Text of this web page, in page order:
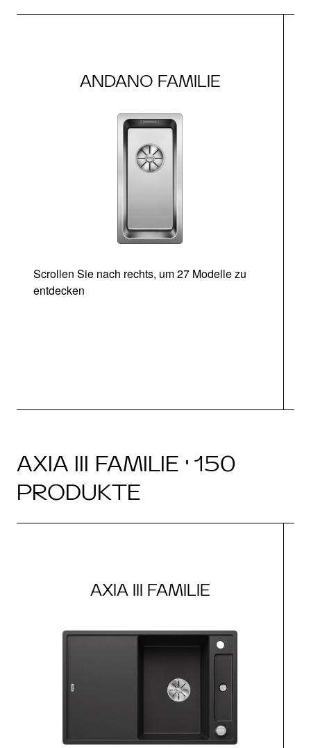
ANDANO FAMILIE
Scrollen Sie nach rechts, um 27 Modelle zu
entdecken
AXIA III FAMILIE · 150
PRODUKTE
AXIA III FAMILIE